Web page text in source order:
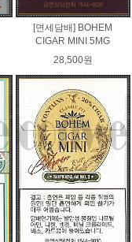
[면세담배] BOHEM
CIGAR MINI 5MG
28,500원